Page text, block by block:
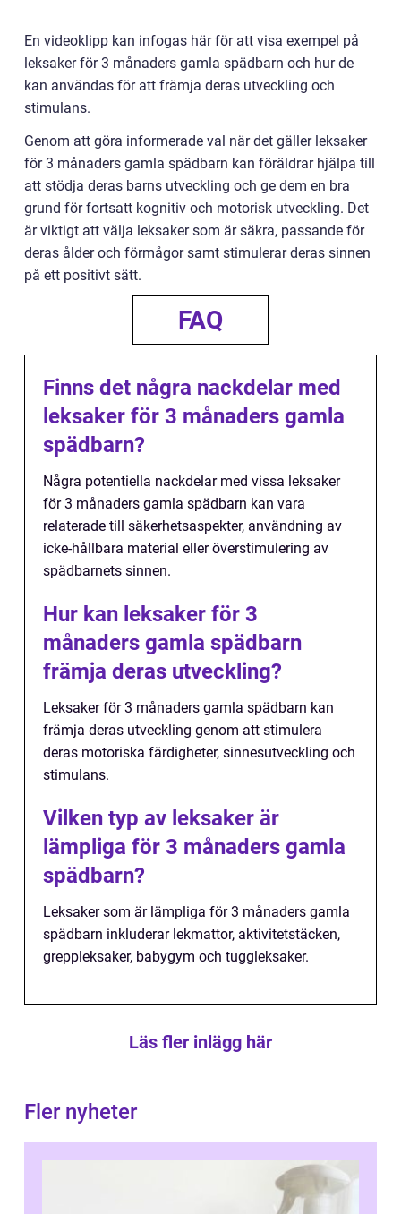
En videoklipp kan infogas här för att visa exempel på
leksaker för 3 månaders gamla spädbarn och hur de
kan användas för att främja deras utveckling och
stimulans.
Genom att göra informerade val när det gäller leksaker
för 3 månaders gamla spädbarn kan föräldrar hjälpa till
att stödja deras barns utveckling och ge dem en bra
grund för fortsatt kognitiv och motorisk utveckling. Det
är viktigt att välja leksaker som är säkra, passande för
deras ålder och förmågor samt stimulerar deras sinnen
på ett positivt sätt.
FAQ
Finns det några nackdelar med
leksaker för 3 månaders gamla
spädbarn?
Några potentiella nackdelar med vissa leksaker
för 3 månaders gamla spädbarn kan vara
relaterade till säkerhetsaspekter, användning av
icke-hållbara material eller överstimulering av
spädbarnets sinnen.
Hur kan leksaker för 3
månaders gamla spädbarn
främja deras utveckling?
Leksaker för 3 månaders gamla spädbarn kan
främja deras utveckling genom att stimulera
deras motoriska färdigheter, sinnesutveckling och
stimulans.
Vilken typ av leksaker är
lämpliga för 3 månaders gamla
spädbarn?
Leksaker som är lämpliga för 3 månaders gamla
spädbarn inkluderar lekmattor, aktivitetstäcken,
greppleksaker, babygym och tuggleksaker.
Läs fler inlägg här
Fler nyheter